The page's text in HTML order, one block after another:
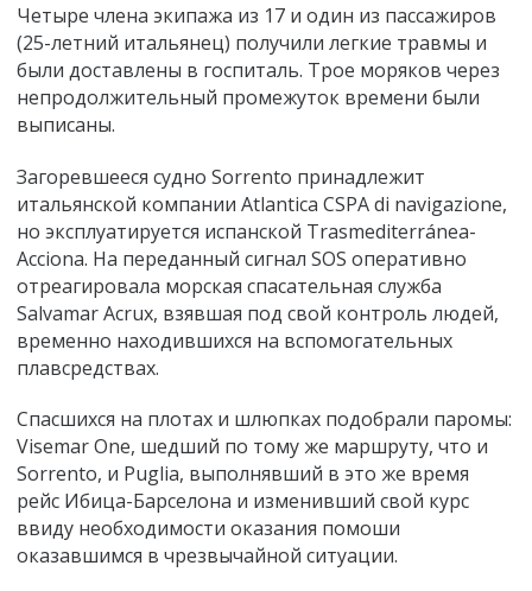
Четыре члена экипажа из 17 и один из пассажиров
(25-летний итальянец) получили легкие травмы и
были доставлены в госпиталь. Трое моряков через
непродолжительный промежуток времени были
выписаны.
Загоревшееся судно Sorrento принадлежит
итальянской компании Atlantica CSPA di navigazione,
но эксплуатируется испанской Trasmediterránea-
Acciona. На переданный сигнал SOS оперативно
отреагировала морская спасательная служба
Salvamar Acrux, взявшая под свой контроль людей,
временно находившихся на вспомогательных
плавсредствах.
Спасшихся на плотах и шлюпках подобрали паромы:
Visemar One, шедший по тому же маршруту, что и
Sorrento, и Puglia, выполнявший в это же время
рейс Ибица-Барселона и изменивший свой курс
ввиду необходимости оказания помоши
оказавшимся в чрезвычайной ситуации.